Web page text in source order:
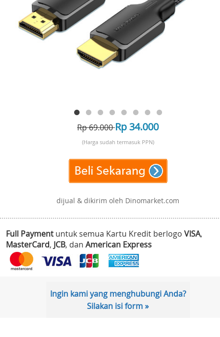
Rp 69.000Rp 34.000
(Harga sudah termasuk PPN)
dijual & dikirim oleh Dinomarket.com
Full Payment untuk semua Kartu Kredit berlogo VISA,
MasterCard, JCB, dan American Express
Ingin kami yang menghubungi Anda?
Silakan isi form »